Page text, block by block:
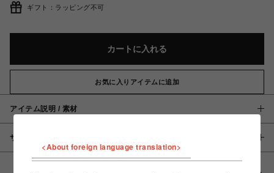
ギフト：ラッピング不可
カートに入れる
お気に入りアイテムに追加
アイテム説明 / 素材
サイズ
<About foreign language translation>